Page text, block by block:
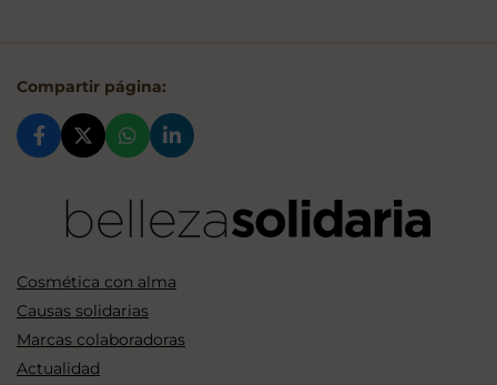
Compartir página:
Cosmética con alma
Causas solidarias
Marcas colaboradoras
Actualidad